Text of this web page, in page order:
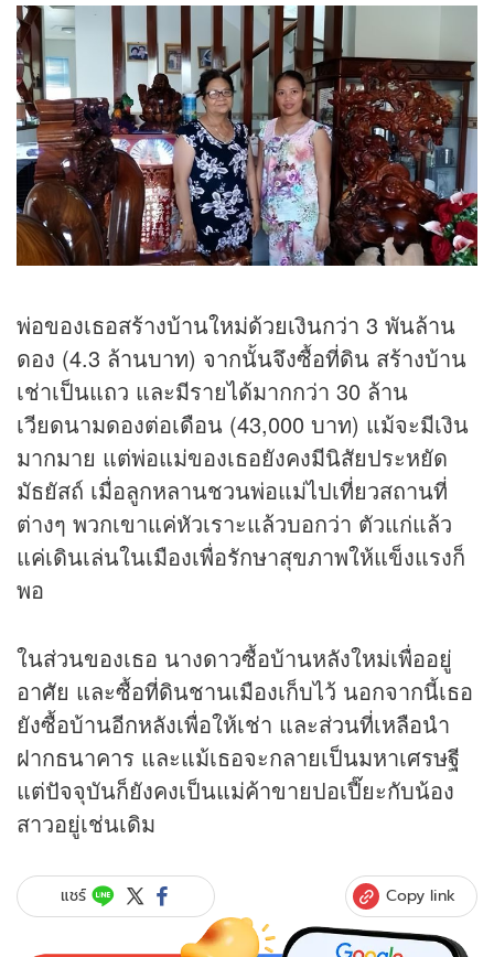
พ่อของเธอสร้างบ้านใหม่ด้วยเงินกว่า 3 พันล้าน
ดอง (4.3 ล้านบาท) จากนั้นจึงซื้อที่ดิน สร้างบ้าน
เช่าเป็นแถว และมีรายได้มากกว่า 30 ล้าน
เวียดนามดองต่อเดือน (43,000 บาท) แม้จะมีเงิน
มากมาย แต่พ่อแม่ของเธอยังคงมีนิสัยประหยัด
มัธยัสถ์ เมื่อลูกหลานชวนพ่อแม่ไปเที่ยวสถานที่
ต่างๆ พวกเขาแค่หัวเราะแล้วบอกว่า ตัวแก่แล้ว
แค่เดินเล่นในเมืองเพื่อรักษาสุขภาพให้แข็งแรงก็
พอ
ในส่วนของเธอ นางดาวซื้อบ้านหลังใหม่เพื่ออยู่
อาศัย และซื้อที่ดินชานเมืองเก็บไว้ นอกจากนี้เธอ
ยังซื้อบ้านอีกหลังเพื่อให้เช่า และส่วนที่เหลือนำ
ฝากธนาคาร และแม้เธอจะกลายเป็นมหาเศรษฐี
แต่ปัจจุบันก็ยังคงเป็นแม่ค้าขายปอเปี๊ยะกับน้อง
สาวอยู่เช่นเดิม
แชร์ Copy link